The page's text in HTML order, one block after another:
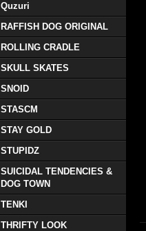
Quzuri
RAFFISH DOG ORIGINAL
ROLLING CRADLE
SKULL SKATES
SNOID
STASCM
STAY GOLD
STUPIDZ
SUICIDAL TENDENCIES &
DOG TOWN
TENKI
THRIFTY LOOK